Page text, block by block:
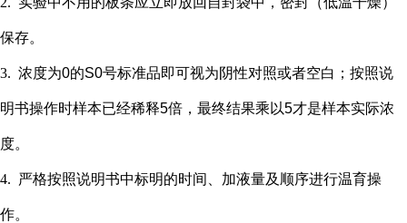
保存。
3. 浓度为0的S0号标准品即可视为阴性对照或者空白；按照说
明书操作时样本已经稀释5倍，最终结果乘以5才是样本实际浓
度。
4. 严格按照说明书中标明的时间、加液量及顺序进行温育操
作。